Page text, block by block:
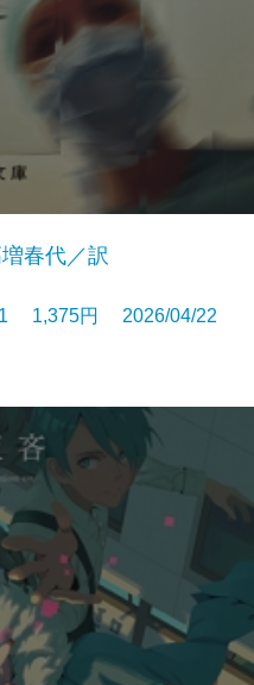
春代／訳
1 1,375円 2026/04/22